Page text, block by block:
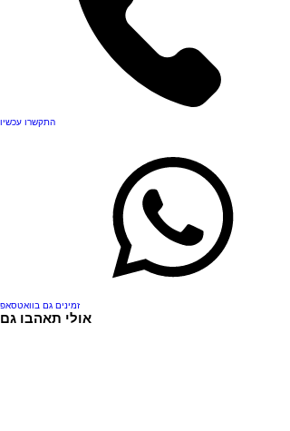
התקשרו עכשיו
זמינים גם בוואטסאפ
אולי תאהבו גם